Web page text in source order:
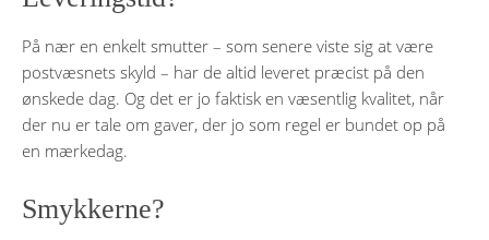
På nær en enkelt smutter – som senere viste sig at være
postvæsnets skyld – har de altid leveret præcist på den
ønskede dag. Og det er jo faktisk en væsentlig kvalitet, når
der nu er tale om gaver, der jo som regel er bundet op på
en mærkedag.
Smykkerne?